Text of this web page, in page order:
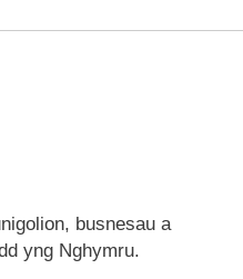
busnesau a
yng Nghymru.